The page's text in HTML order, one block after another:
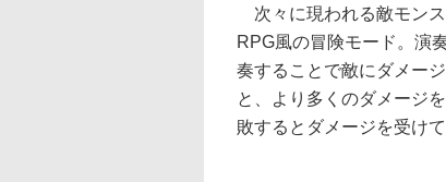
次々に現われる敵モン
RPG風の冒険モード。演
奏することで敵にダメー
と、より多くのダメージ
敗するとダメージを受け